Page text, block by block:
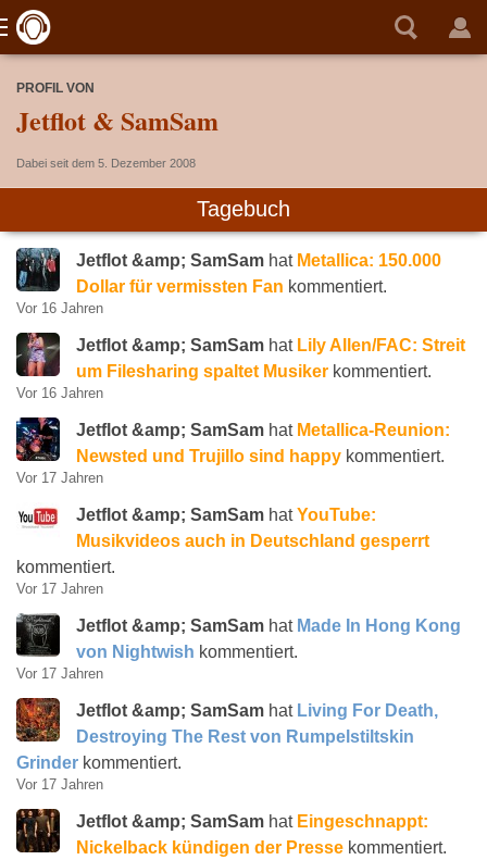
PROFIL VON
Jetflot & SamSam
Dabei seit dem 5. Dezember 2008
Tagebuch
Jetflot &amp; SamSam hat Metallica: 150.000
Dollar für vermissten Fan kommentiert.
Vor 16 Jahren
Jetflot &amp; SamSam hat Lily Allen/FAC: Streit
um Filesharing spaltet Musiker kommentiert.
Vor 16 Jahren
Jetflot &amp; SamSam hat Metallica-Reunion:
Newsted und Trujillo sind happy kommentiert.
Vor 17 Jahren
Jetflot &amp; SamSam hatYouTube:
Musikvideos auch in Deutschland gesperrt
kommentiert.
Vor 17 Jahren
Jetflot &amp; SamSam hat Made In Hong Kong
von Nightwish kommentiert.
Vor 17 Jahren
Jetflot &amp; SamSam hat Living For Death,
Destroying The Rest von Rumpelstiltskin
Grinder kommentiert.
Vor 17 Jahren
Jetflot &amp; SamSam hat Eingeschnappt:
Nickelback kündigen der Presse kommentiert.